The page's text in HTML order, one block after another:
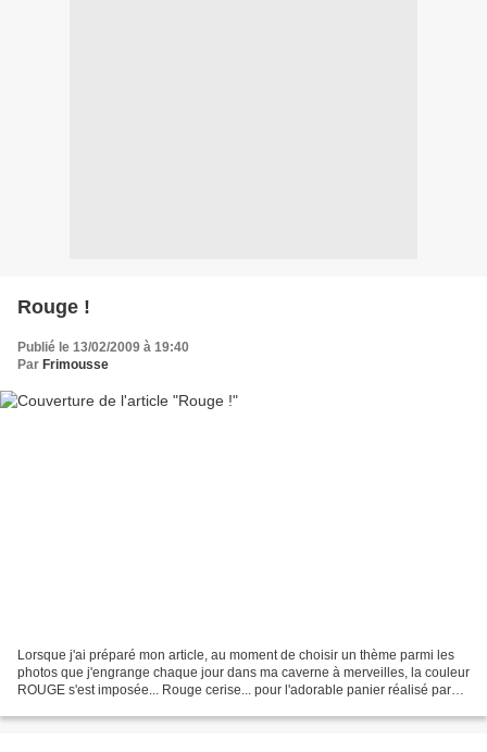
Rouge !
Publié le 13/02/2009 à 19:40
Par Frimousse
Lorsque j'ai préparé mon article, au moment de choisir un thème parmi les
photos que j'engrange chaque jour dans ma caverne à merveilles, la couleur
ROUGE s'est imposée... Rouge cerise... pour l'adorable panier réalisé par